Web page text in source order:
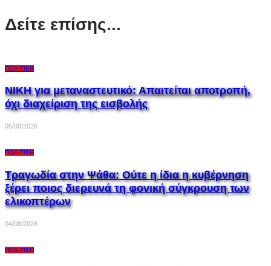
Δείτε επίσης...
ΠΟΛΙΤΙΚΉ
ΝΙΚΗ για μεταναστευτικό: Απαιτείται αποτροπή,
όχι διαχείριση της εισβολής
05/08/2026
ΠΟΛΙΤΙΚΉ
Τραγωδία στην Ψάθα: Ούτε η ίδια η κυβέρνηση
ξέρει ποιος διερευνά τη φονική σύγκρουση των
ελικοπτέρων
04/08/2026
ΠΟΛΙΤΙΚΉ